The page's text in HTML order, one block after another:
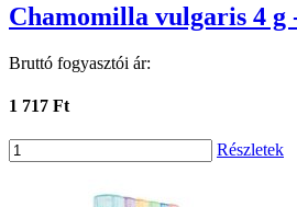
Chamomilla vulgaris 4 g
Bruttó fogyasztói ár:
1 717 Ft
Részletek